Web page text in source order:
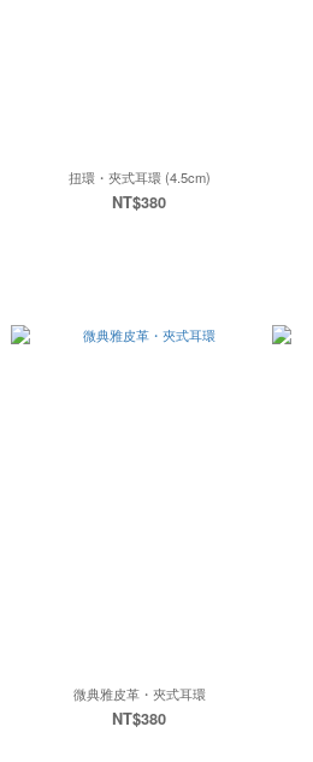
扭環・夾式耳環 (4.5cm)
NT$380
微典雅皮革・夾式耳環
NT$380